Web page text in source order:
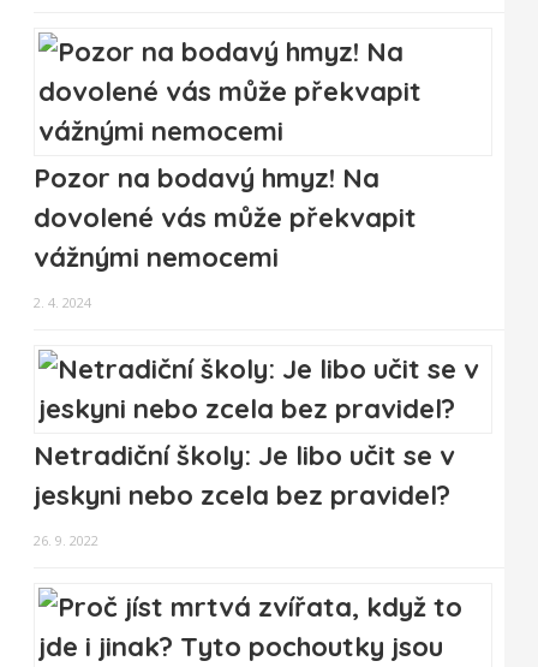
Pozor na bodavý hmyz! Na
dovolené vás může překvapit
vážnými nemocemi
2. 4. 2024
Netradiční školy: Je libo učit se v
jeskyni nebo zcela bez pravidel?
26. 9. 2022